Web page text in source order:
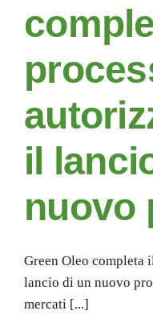
il
nuovo
Green Oleo completa
lancio di un nuovo
mercati [...]